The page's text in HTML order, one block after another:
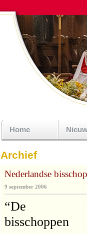
Home
Archief